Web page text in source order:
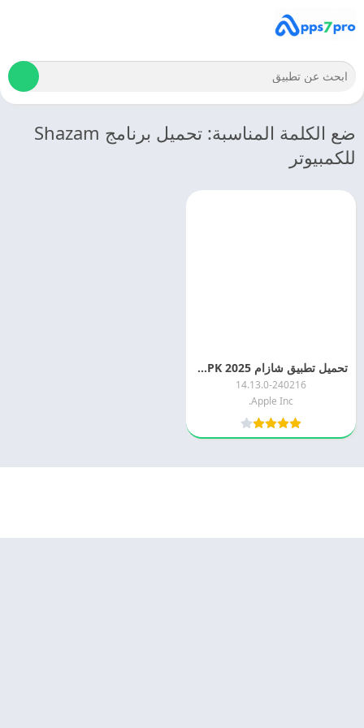
ضع الكلمة المناسبة: تحميل برنامج Shazam
للكمبيوتر
تحميل تطبيق شازام 2025 Shazam APK مجانا
14.13.0-240216
Apple Inc.